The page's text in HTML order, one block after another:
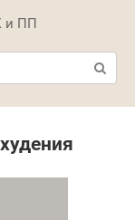
и ПП